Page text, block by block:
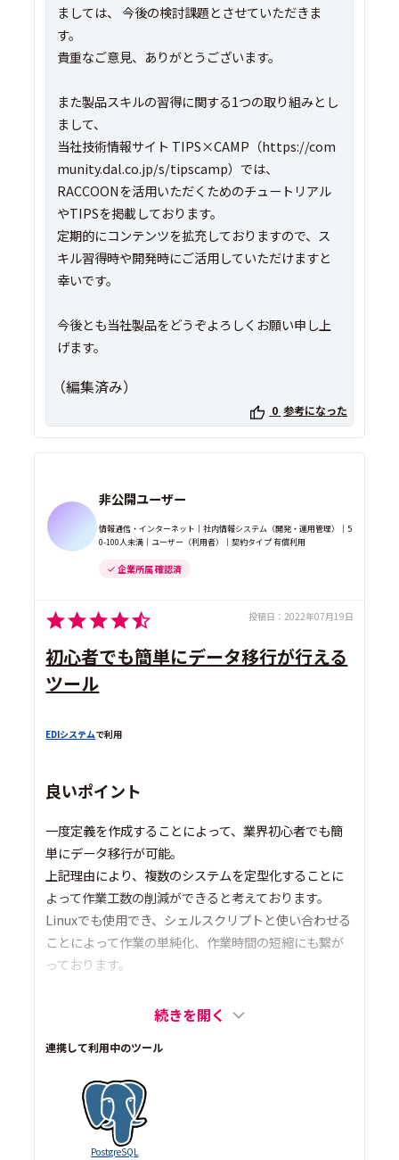
ましては、 今後の検討課題とさせていただきま
す。
貴重なご意見、ありがとうございます。
また製品スキルの習得に関する1つの取り組みとし
まして、
当社技術情報サイト TIPS×CAMP（https://com
munity.dal.co.jp/s/tipscamp）では、
RACCOONを活用いただくためのチュートリアル
やTIPSを掲載しております。
定期的にコンテンツを拡充しておりますので、ス
キル習得時や開発時にご活用していただけますと
幸いです。
今後とも当社製品をどうぞよろしくお願い申し上
げます。
（編集済み）
0 参考になった
非公開ユーザー
情報通信・インターネット｜社内情報システム（開発・運用管理）｜5
0-100人未満｜ユーザー（利用者）｜契約タイプ 有償利用
企業所属 確認済
投稿日： 2022年07月19日
初心者でも簡単にデータ移行が行える
ツール
EDIシステムで利用
良いポイント
一度定義を作成することによって、業界初心者でも簡
単にデータ移行が可能。
上記理由により、複数のシステムを定型化することに
よって作業工数の削減ができると考えております。
Linuxでも使用でき、シェルスクリプトと使い合わせる
ことによって作業の単純化、作業時間の短縮にも繋が
っております。
続きを開く
連携して利用中のツール
PostgreSQL